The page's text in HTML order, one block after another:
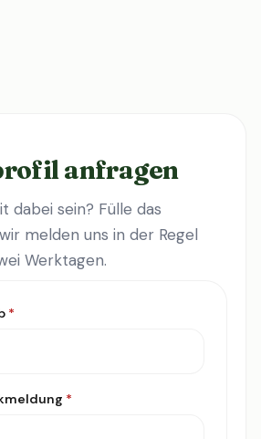
anfragen
dabei sein? Fülle das
melden uns in der Regel
Werktagen.
*
*